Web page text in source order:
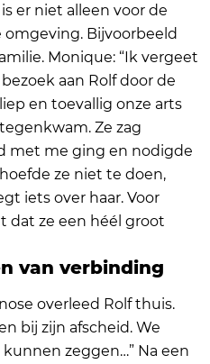
er niet alleen voor de
omgeving. Bijvoorbeeld
Monique: “Ik vergeet
aan Rolf door de
en toevallig onze arts
Ze zag
met me ging en nodigde
ze niet te doen,
iets over haar. Voor
dat ze een héél groot
van verbinding
overleed Rolf thuis.
bij zijn afscheid. We
zeggen…” Na een